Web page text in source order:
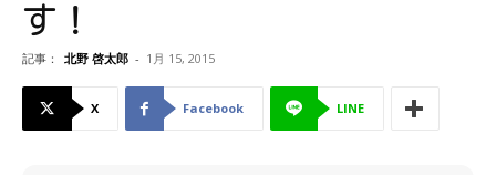
す！
記事： 北野 啓太郎 - 1月 15, 2015
X Facebook LINE